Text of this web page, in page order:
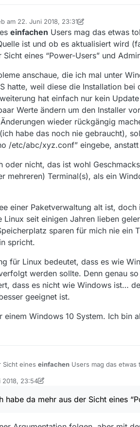
am 22. Juni 2018, 23:31
editiert von bagbag
einfachen Users mag das etwas
ist und ob es aktualisiert wird
Sicht eines “Power-Users” und
anschaue, die ich mal unter
hatte, weil diese die Installation
hat einfach nur kein
Werte ändern um den Installer
wieder rückgängig
habe das noch nie gebraucht),
/etc/abc/xyz.conf” eingebe,
oder nicht, das ist wohl
mehreren) Terminal(s), als ein
einer Paketverwaltung alt ist,
seit einigen Jahren lieben
sparen für mich nie ein
spricht.
für Linux bedeutet, dass es wie
werden sollte. Denn genau
dass es nicht wie Windows ist…
geeignet ist.
einem Windows 10 System. Ich
Sicht eines einfachen Users mag das
Sicht eines “Power-Users” und
die Probleme anschaue, die ich mal unter
kein Update mit “geht auch da”
oder nicht, das ist wohl
2018, 23:54
habe da mehr aus der Sicht eines